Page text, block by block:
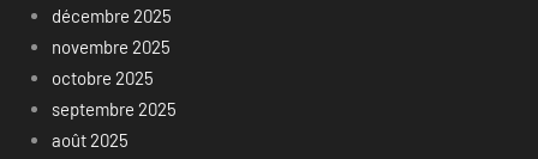
décembre 2025
novembre 2025
octobre 2025
septembre 2025
août 2025